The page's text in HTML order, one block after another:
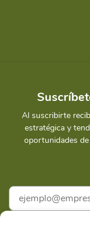
Al suscribirte
estratégica y
oportunidades